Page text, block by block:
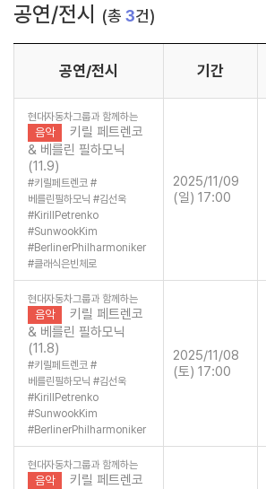
공연/전시 (총 3건)
공연/전시 기간
현대자동차그룹과 함께하는
음악
키릴 페트렌코
& 베를린 필하모닉
(11.9)
#키릴페트렌코 #
베를린필하모닉 #김선욱
#KirillPetrenko
#SunwookKim
#BerlinerPhilharmoniker
#클래식은빈체로
2025/11/09
(일) 17:00
현대자동차그룹과 함께하는
음악
키릴 페트렌코
& 베를린 필하모닉
(11.8)
#키릴페트렌코 #
베를린필하모닉 #김선욱
#KirillPetrenko
#SunwookKim
#BerlinerPhilharmoniker
2025/11/08
(토) 17:00
현대자동차그룹과 함께하는
음악
키릴 페트렌코